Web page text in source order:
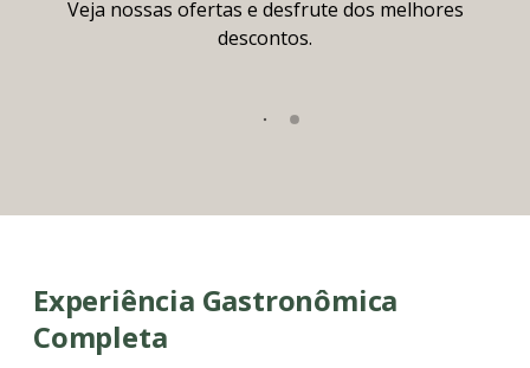
Veja nossas ofertas e desfrute dos melhores
descontos.
Experiência Gastronômica
Completa